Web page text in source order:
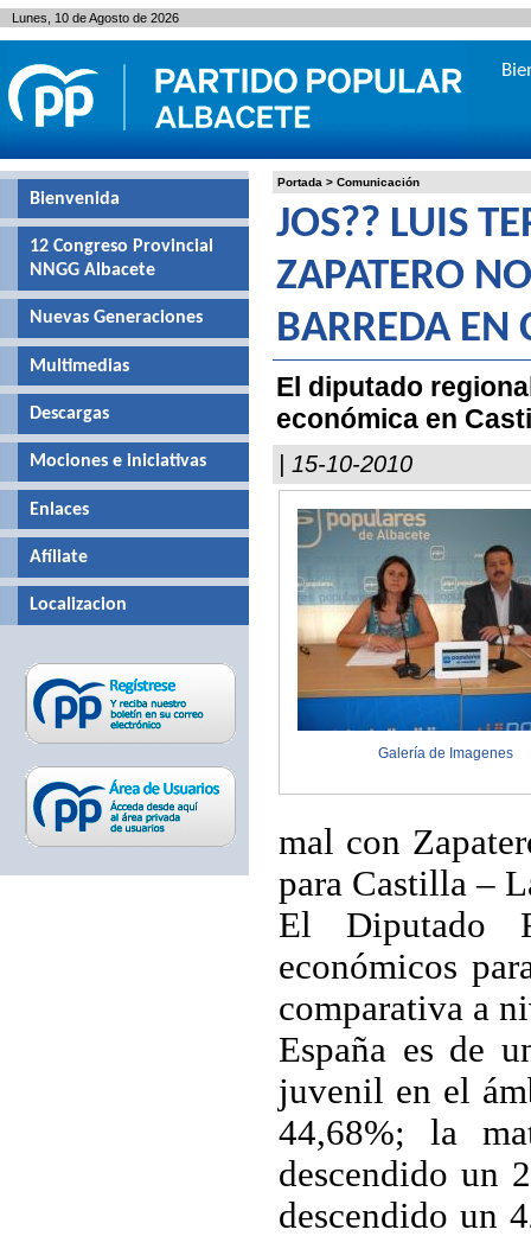
Portada > Comunicación
JOS?? LUIS
ZAPATERO
BARREDA EN
El diputado
económica en
| 15-10-2010
Galería de Imagenes
mal con
para Castilla –
El Diputado
económicos
comparativa a
España es de
juvenil en el
44,68%; la
descendido un
descendido un
Bienvenida
12 Congreso Provincial
NNGG Albacete
Nuevas Generaciones
Multimedias
Descargas
Mociones e iniciativas
Enlaces
Afíliate
Localizacion
Lunes, 10 de Agosto de 2026